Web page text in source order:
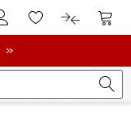
Zum KundenkontoZum Merkzettel.
Zum Zum
»